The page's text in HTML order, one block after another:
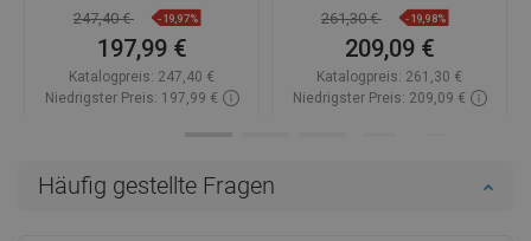
Häufig gestellte Fragen
01-00
247,40 € -19,97%
197,99 €
Katalogpreis: 247,40 €
Niedrigster Preis: 197,99 €
01-00
261,30 € -19,98%
209,09 €
Katalogpreis: 261,30 €
Niedrigster Preis: 209,09 €